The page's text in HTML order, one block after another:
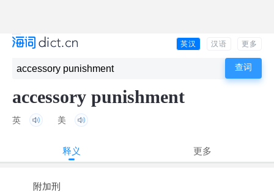
英汉 汉语 更多
accessory punishment
英 美
释义 更多
附加刑